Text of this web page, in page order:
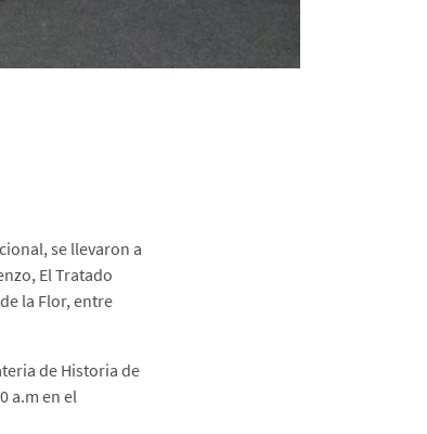
se llevaron a
El Tratado
la Flor, entre
de Historia de
a.m en el